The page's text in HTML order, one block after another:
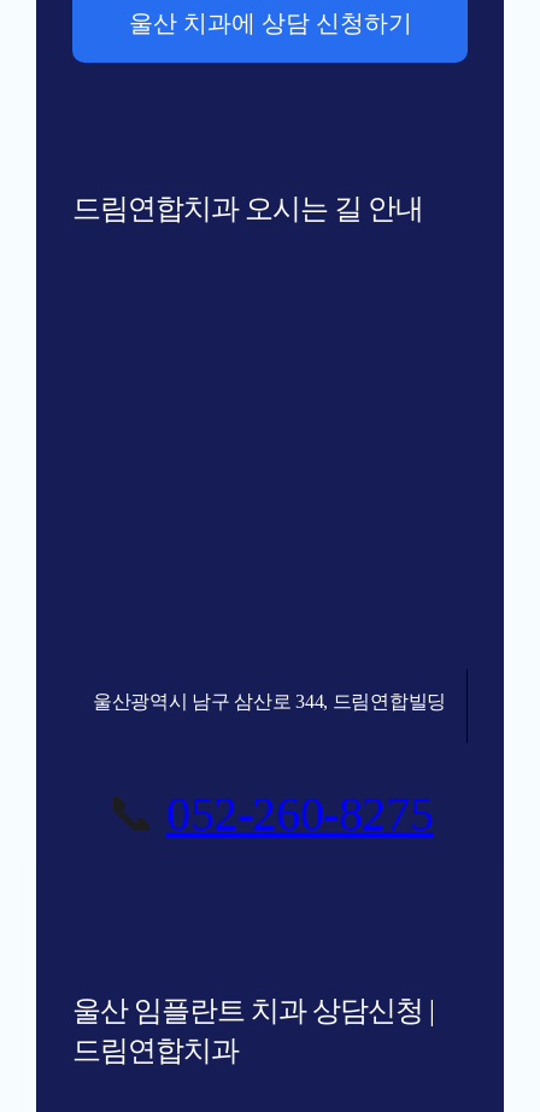
드림연합치과 오시는 길 안내
울산광역시 남구 삼산로 344, 드림연합빌딩
📞 052-260-8275
울산 임플란트 치과 상담신청 |
드림연합치과
울산 치과에 상담 신청하기